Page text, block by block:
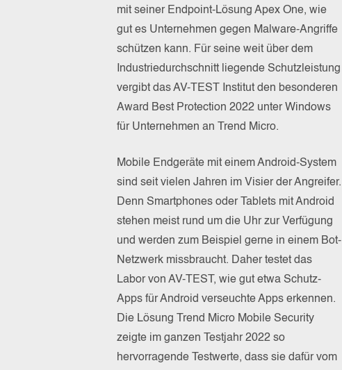
mit seiner Endpoint-Lösung Apex One, wie
gut es Unternehmen gegen Malware-Angriffe
schützen kann. Für seine weit über dem
Industriedurchschnitt liegende Schutzleistung
vergibt das AV-TEST Institut den besonderen
Award Best Protection 2022 unter Windows
für Unternehmen an Trend Micro.
Mobile Endgeräte mit einem Android-System
sind seit vielen Jahren im Visier der Angreifer.
Denn Smartphones oder Tablets mit Android
stehen meist rund um die Uhr zur Verfügung
und werden zum Beispiel gerne in einem Bot-
Netzwerk missbraucht. Daher testet das
Labor von AV-TEST, wie gut etwa Schutz-
Apps für Android verseuchte Apps erkennen.
Die Lösung Trend Micro Mobile Security
zeigte im ganzen Testjahr 2022 so
hervorragende Testwerte, dass sie dafür vom